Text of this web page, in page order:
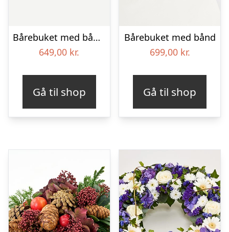
Bårebuket med bånd – Et farverigt farvel
649,00 kr.
Gå til shop
Bårebuket med bånd
699,00 kr.
Gå til shop